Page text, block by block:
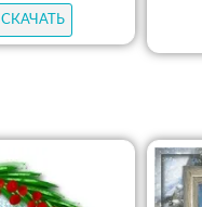
СКАЧАТЬ